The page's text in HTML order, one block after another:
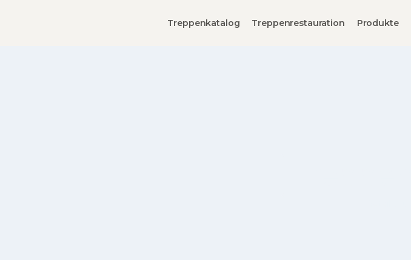
Treppenkatalog Treppenrestauration Produkte